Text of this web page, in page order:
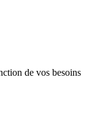
de vos besoins